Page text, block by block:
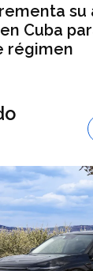
Cuba
régimen